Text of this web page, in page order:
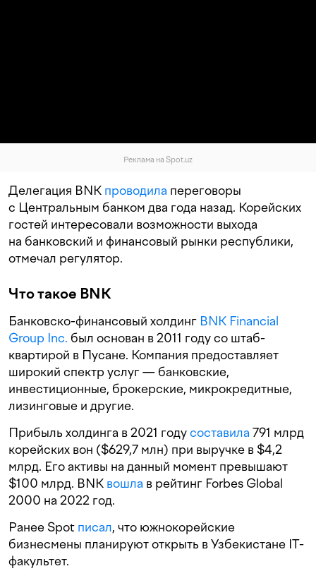
Реклама на Spot.uz
Делегация BNK проводила переговоры
с Центральным банком два года назад. Корейских
гостей интересовали возможности выхода
на банковский и финансовый рынки республики,
отмечал регулятор.
Что такое BNK
Банковско-финансовый холдинг BNK Financial
Group Inc. был основан в 2011 году со штаб-
квартирой в Пусане. Компания предоставляет
широкий спектр услуг — банковские,
инвестиционные, брокерские, микрокредитные,
лизинговые и другие.
Прибыль холдинга в 2021 годусоставила 791 млрд
корейских вон ($629,7 млн) при выручке в $4,2
млрд. Его активы на данный момент превышают
$100 млрд. BNK вошла в рейтинг Forbes Global
2000 на 2022 год.
Ранее Spot писал, что южнокорейские
бизнесмены планируют открыть в Узбекистане IT-
факультет.